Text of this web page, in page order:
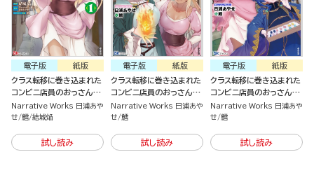
紙版
電子版
クラス転移に巻き込まれた
コンビニ店員のおっさん、
勇者には必要なかった余り
物スキルを駆使して最強と
Narrative Works 日浦あや
せ 鱈 結城焔
試し読み
紙版
電子版
クラス転移に巻き込まれた
コンビニ店員のおっさん、
勇者には必要なかった余り
物スキルを駆使して最強と
Narrative Works 日浦あや
せ 鱈
試し読み
紙版
電子版
クラス転移に巻き込まれた
コンビニ店員のおっさん、
勇者には必要なかった余り
物スキルを駆使して最強と
Narrative Works 日浦あや
せ 鱈
試し読み